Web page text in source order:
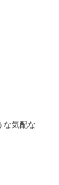
な気配な